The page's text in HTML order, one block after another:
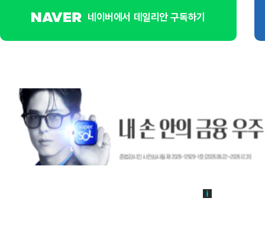
네이버에서 데일리안 구독하기